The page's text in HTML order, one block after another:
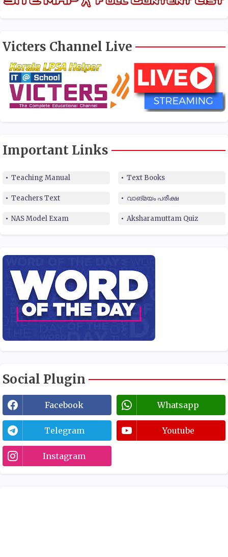
Victers Channel Live
Important Links
Teaching Manual Text Books
Teachers Text വാങ്മയം പരീക്ഷ
NAS Model Exam Aksharamuttam Quiz
Social Plugin
Facebook Whatsapp
Telegram Youtube
Instagram